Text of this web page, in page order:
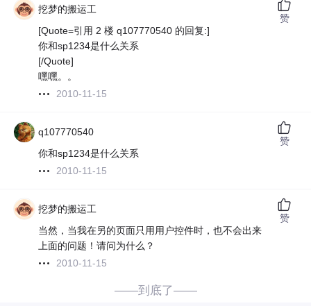
挖梦的搬运工
[Quote=引用 2 楼 q107770540 的回复:]
你和sp1234是什么关系
[/Quote]
嘿嘿。。
2010-11-15
赞
q107770540
你和sp1234是什么关系
2010-11-15
赞
挖梦的搬运工
当然，当我在另的页面只用用户控件时，也不会出来
上面的问题！请问为什么？
2010-11-15
赞
——到底了——